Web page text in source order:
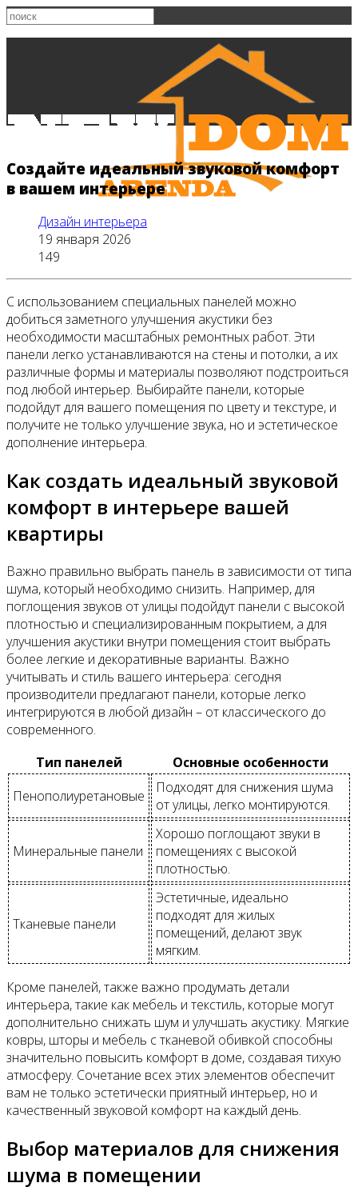
Главная
Все новости
Видео
Создайте идеальный звуковой комфорт
в вашем интерьере
Дизайн интерьера
19 января 2026
149
С использованием специальных панелей можно
добиться заметного улучшения акустики без
необходимости масштабных ремонтных работ. Эти
панели легко устанавливаются на стены и потолки, а их
различные формы и материалы позволяют подстроиться
под любой интерьер. Выбирайте панели, которые
подойдут для вашего помещения по цвету и текстуре, и
получите не только улучшение звука, но и эстетическое
дополнение интерьера.
Как создать идеальный звуковой
комфорт в интерьере вашей
квартиры
Важно правильно выбрать панель в зависимости от типа
шума, который необходимо снизить. Например, для
поглощения звуков от улицы подойдут панели с высокой
плотностью и специализированным покрытием, а для
улучшения акустики внутри помещения стоит выбрать
более легкие и декоративные варианты. Важно
учитывать и стиль вашего интерьера: сегодня
производители предлагают панели, которые легко
интегрируются в любой дизайн – от классического до
современного.
Тип панелей
Основные особенности
Пенополиуретановые
Подходят для снижения шума
от улицы, легко монтируются.
Минеральные панели
Хорошо поглощают звуки в
помещениях с высокой
плотностью.
Тканевые панели
Эстетичные, идеально
подходят для жилых
помещений, делают звук
мягким.
Кроме панелей, также важно продумать детали
интерьера, такие как мебель и текстиль, которые могут
дополнительно снижать шум и улучшать акустику. Мягкие
ковры, шторы и мебель с тканевой обивкой способны
значительно повысить комфорт в доме, создавая тихую
атмосферу. Сочетание всех этих элементов обеспечит
вам не только эстетически приятный интерьер, но и
качественный звуковой комфорт на каждый день.
Выбор материалов для снижения
шума в помещении